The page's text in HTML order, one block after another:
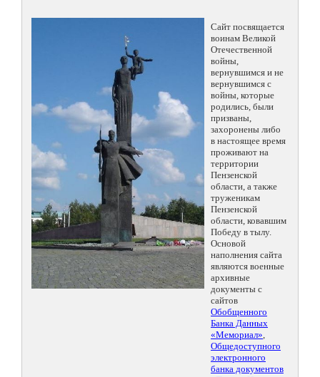
Сайт посвящается
воинам Великой
Отечественной
войны,
вернувшимся и не
вернувшимся с
войны, которые
родились, были
призваны,
захоронены либо
в настоящее время
проживают на
территории
Пензенской
области, а также
труженикам
Пензенской
области, ковавшим
Победу в тылу.
Основой
наполнения сайта
являются военные
архивные
документы с
сайтов
Обобщенного
Банка Данных
«Мемориал»,
Общедоступного
электронного
банка документов